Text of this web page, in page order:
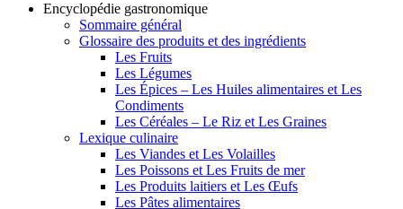
Encyclopédie gastronomique
Sommaire général
Glossaire des produits et des ingrédients
Les Fruits
Les Légumes
Les Épices – Les Huiles alimentaires et Les
Condiments
Les Céréales – Le Riz et Les Graines
Lexique culinaire
Les Viandes et Les Volailles
Les Poissons et Les Fruits de mer
Les Produits laitiers et Les Œufs
Les Pâtes alimentaires